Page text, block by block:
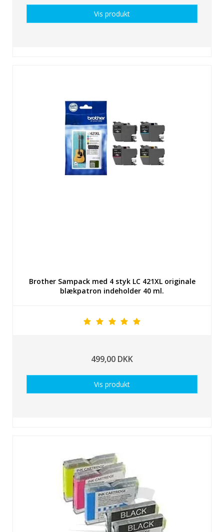
Vis produkt
Brother Sampack med 4 styk LC 421XL originale
blækpatron indeholder 40 ml.
499,00 DKK
Vis produkt